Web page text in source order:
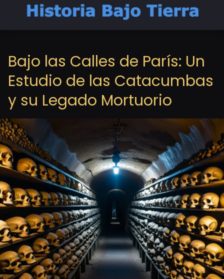
Bajo las Calles de París: Un
Estudio de las Catacumbas
y su Legado Mortuorio